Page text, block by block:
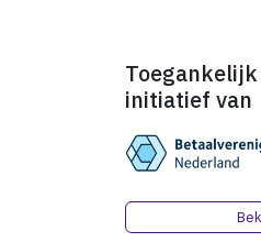
initiatief van